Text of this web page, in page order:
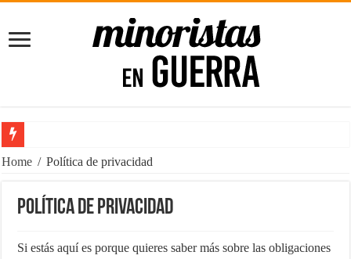
10 libros que deberías leer antes de emprender
Impacta con tu Agencia de Marketing con el poder de la Imprenta
Consejos para Propietarios: Cómo Proteger tus Ingresos con Renta
Home / Política de privacidad
Política de privacidad
Si estás aquí es porque quieres saber más sobre las obligaciones